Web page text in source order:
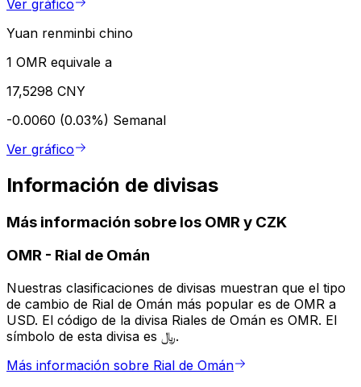
Ver gráfico
Yuan renminbi chino
1 OMR equivale a
17,5298 CNY
-0.0060 (0.03%) Semanal
Ver gráfico
Información de divisas
Más información sobre los OMR y CZK
OMR - Rial de Omán
Nuestras clasificaciones de divisas muestran que el tipo
de cambio de Rial de Omán más popular es de OMR a
USD. El código de la divisa Riales de Omán es OMR. El
símbolo de esta divisa es ﷼.
Más información sobre Rial de Omán